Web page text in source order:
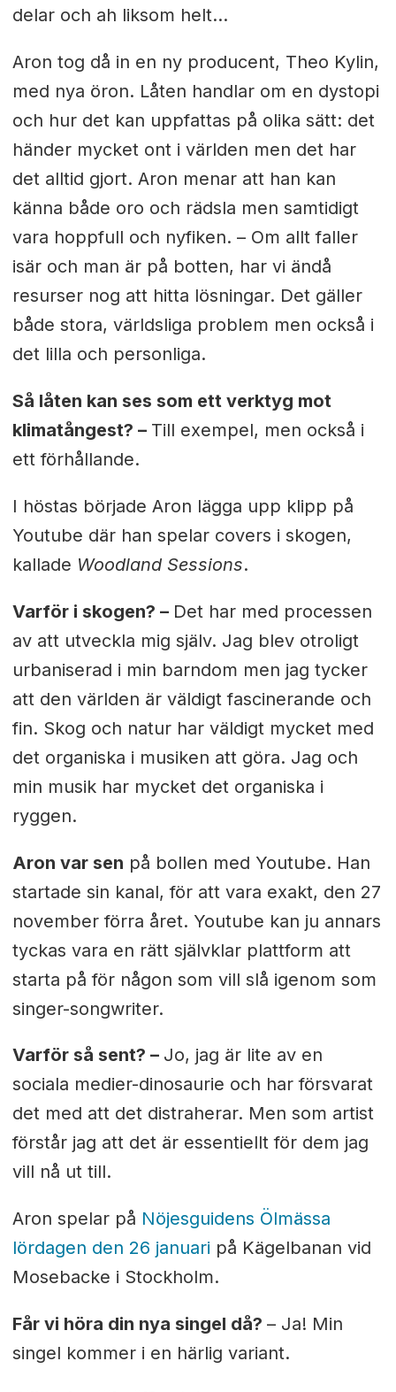
delar och ah liksom helt…
Aron tog då in en ny producent, Theo Kylin,
med nya öron. Låten handlar om en dystopi
och hur det kan uppfattas på olika sätt: det
händer mycket ont i världen men det har
det alltid gjort. Aron menar att han kan
känna både oro och rädsla men samtidigt
vara hoppfull och nyfiken. – Om allt faller
isär och man är på botten, har vi ändå
resurser nog att hitta lösningar. Det gäller
både stora, världsliga problem men också i
det lilla och personliga.
Så låten kan ses som ett verktyg mot
klimatångest? – Till exempel, men också i
ett förhållande.
I höstas började Aron lägga upp klipp på
Youtube där han spelar covers i skogen,
kallade Woodland Sessions.
Varför i skogen? – Det har med processen
av att utveckla mig själv. Jag blev otroligt
urbaniserad i min barndom men jag tycker
att den världen är väldigt fascinerande och
fin. Skog och natur har väldigt mycket med
det organiska i musiken att göra. Jag och
min musik har mycket det organiska i
ryggen.
Aron var sen på bollen med Youtube. Han
startade sin kanal, för att vara exakt, den 27
november förra året. Youtube kan ju annars
tyckas vara en rätt självklar plattform att
starta på för någon som vill slå igenom som
singer-songwriter.
Varför så sent? – Jo, jag är lite av en
sociala medier-dinosaurie och har försvarat
det med att det distraherar. Men som artist
förstår jag att det är essentiellt för dem jag
vill nå ut till.
Aron spelar på Nöjesguidens Ölmässa
lördagen den 26 januari på Kägelbanan vid
Mosebacke i Stockholm.
Får vi höra din nya singel då? – Ja! Min
singel kommer i en härlig variant.